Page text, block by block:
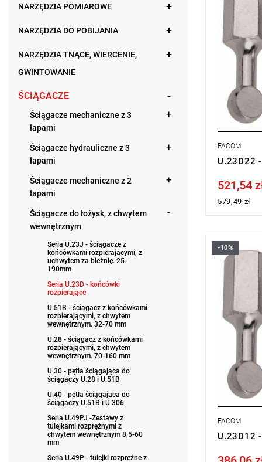
NARZĘDZIA POMIAROWE
NARZĘDZIA DO POBIJANIA
NARZĘDZIA TNĄCE, WIERCENIE,
GWINTOWANIE
ŚCIĄGACZE
Ściągacze mechaniczne z 3
łapami
Ściągacze hydrauliczne z 3
łapami
Ściągacze mechaniczne z 2
łapami
Ściągacze do łożysk, z chwytem
wewnętrznym
Seria U.23J - ściągacze z
końcówkami rozpierającymi, z
uchwytem za bieżnię. 25-
190mm
Seria U.23D - końcówki
rozpierające
U.51B - ściągacz z końcówkami
rozpierającymi, z chwytem
wewnętrznym. 32-70 mm
U.28 - ściągacz z końcówkami
rozpierającymi, z chwytem
wewnętrznym. 70-160 mm
U.30 - pętla ściągająca do
ściągaczy U.28 i U.51B
U.40 - pętla ściągająca do
ściągaczy U.51B i U.306
Seria U.49PJ -Zestawy z
tulejkami rozprężnymi z
chwytem wewnętrznym 8,5-60
mm
Seria U.49P - tulejki rozprężne z
FACOM
U.23D22
Price tax
521,54
579,49 zł
Waga:
produktu
-10%
FACOM
U.23D12
Price tax